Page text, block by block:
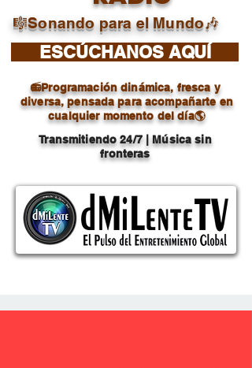
🎼Sonando para el Mundo🎶
ESCÚCHANOS AQUÍ
📻Programación dinámica, fresca y
diversa, pensada para acompañarte en
cualquier momento del día🌎
Transmitiendo 24/7 | Música sin
fronteras